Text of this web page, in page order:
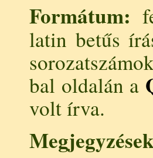
Formátum:
latin betűs
bal oldalán a
volt írva.
Megjegyzések